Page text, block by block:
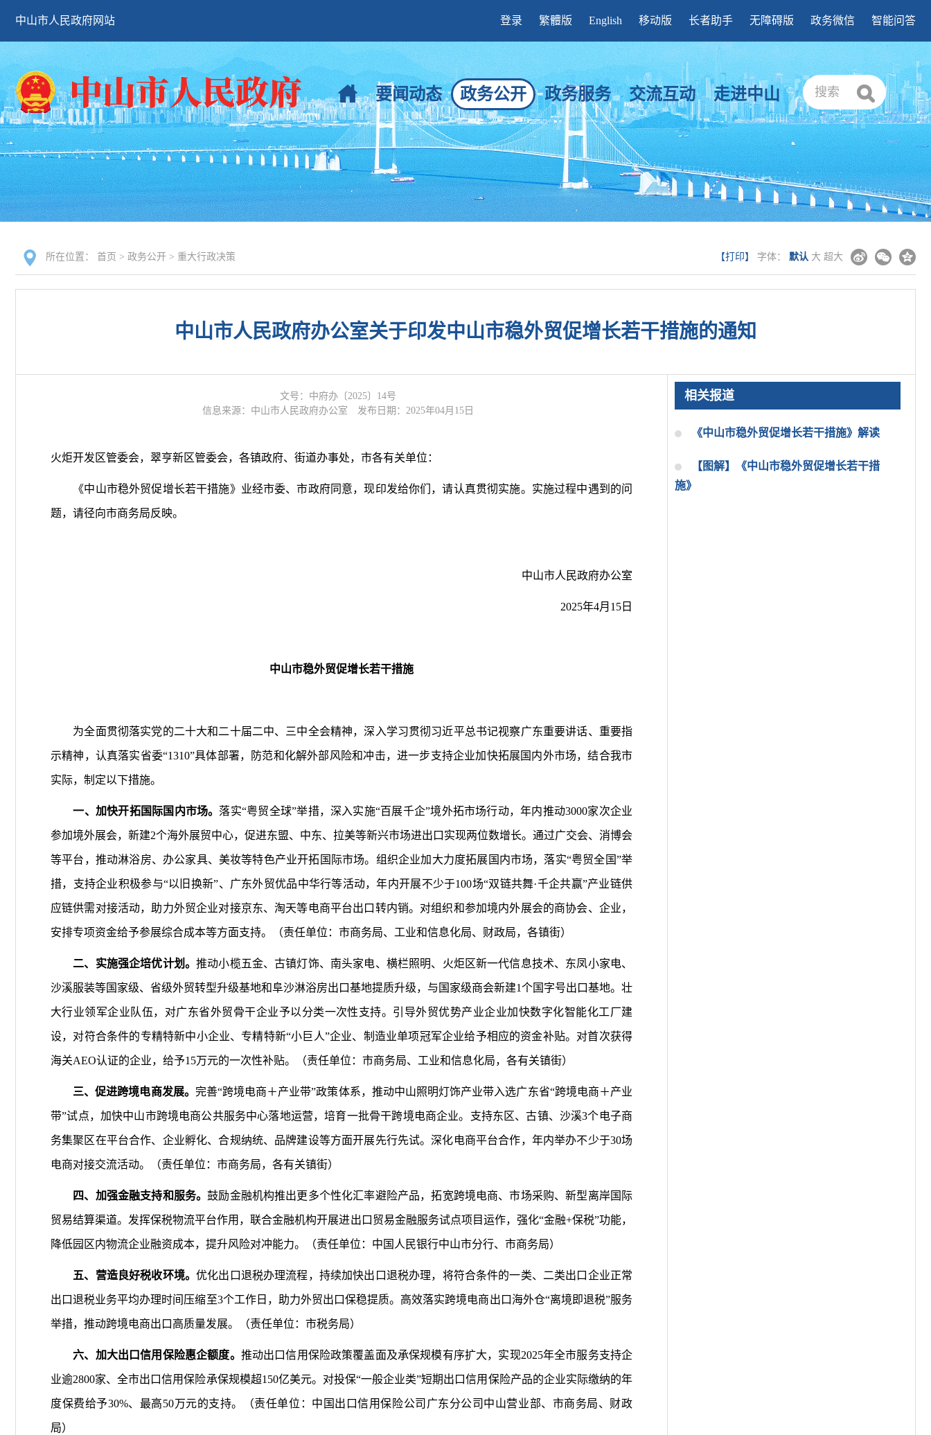
中山市人民政府网站 登录 繁體版 English 移动版 长者助手 无障碍版 政务微信 智能问答
要闻动态 政务公开 政务服务 交流互动 走进中山 搜索
所在位置： 首页 > 政务公开 > 重大行政决策 【打印】 字体： 默认 大 超大
中山市人民政府办公室关于印发中山市稳外贸促增长若干措施的通知
文号：中府办〔2025〕14号
信息来源：中山市人民政府办公室
发布日期：2025年04月15日
火炬开发区管委会，翠亨新区管委会，各镇政府、街道办事处，市各有关单位：
《中山市稳外贸促增长若干措施》业经市委、市政府同意，现印发给你们，请认真贯彻实施。实施过程中遇到的问
题，请径向市商务局反映。
中山市人民政府办公室
2025年4月15日
中山市稳外贸促增长若干措施
为全面贯彻落实党的二十大和二十届二中、三中全会精神，深入学习贯彻习近平总书记视察广东重要讲话、重要指
示精神，认真落实省委“1310”具体部署，防范和化解外部风险和冲击，进一步支持企业加快拓展国内外市场，结合我市
实际，制定以下措施。
一、加快开拓国际国内市场。 落实“粤贸全球”举措，深入实施“百展千企”境外拓市场行动，年内推动3000家次企业
参加境外展会，新建2个海外展贸中心，促进东盟、中东、拉美等新兴市场进出口实现两位数增长。通过广交会、消博会
等平台，推动淋浴房、办公家具、美妆等特色产业开拓国际市场。组织企业加大力度拓展国内市场，落实“粤贸全国”举
措，支持企业积极参与“以旧换新”、广东外贸优品中华行等活动，年内开展不少于100场“双链共舞·千企共赢”产业链供
应链供需对接活动，助力外贸企业对接京东、淘天等电商平台出口转内销。对组织和参加境内外展会的商协会、企业，
安排专项资金给予参展综合成本等方面支持。（责任单位：市商务局、工业和信息化局、财政局，各镇街）
二、实施强企培优计划。推动小榄五金、古镇灯饰、南头家电、横栏照明、火炬区新一代信息技术、东凤小家电、
沙溪服装等国家级、省级外贸转型升级基地和阜沙淋浴房出口基地提质升级，与国家级商会新建1个国字号出口基地。壮
大行业领军企业队伍，对广东省外贸骨干企业予以分类一次性支持。引导外贸优势产业企业加快数字化智能化工厂建
设，对符合条件的专精特新中小企业、专精特新“小巨人”企业、制造业单项冠军企业给予相应的资金补贴。对首次获得
海关AEO认证的企业，给予15万元的一次性补贴。（责任单位：市商务局、工业和信息化局，各有关镇街）
三、促进跨境电商发展。 完善“跨境电商＋产业带”政策体系，推动中山照明灯饰产业带入选广东省“跨境电商＋产业
带”试点，加快中山市跨境电商公共服务中心落地运营，培育一批骨干跨境电商企业。支持东区、古镇、沙溪3个电子商
务集聚区在平台合作、企业孵化、合规纳统、品牌建设等方面开展先行先试。深化电商平台合作，年内举办不少于30场
电商对接交流活动。（责任单位：市商务局，各有关镇街）
四、加强金融支持和服务。鼓励金融机构推出更多个性化汇率避险产品，拓宽跨境电商、市场采购、新型离岸国际
贸易结算渠道。发挥保税物流平台作用，联合金融机构开展进出口贸易金融服务试点项目运作，强化“金融+保税”功能，
降低园区内物流企业融资成本，提升风险对冲能力。（责任单位：中国人民银行中山市分行、市商务局）
五、营造良好税收环境。优化出口退税办理流程，持续加快出口退税办理，将符合条件的一类、二类出口企业正常
出口退税业务平均办理时间压缩至3个工作日，助力外贸出口保稳提质。高效落实跨境电商出口海外仓“离境即退税”服务
举措，推动跨境电商出口高质量发展。（责任单位：市税务局）
六、加大出口信用保险惠企额度。 推动出口信用保险政策覆盖面及承保规模有序扩大，实现2025年全市服务支持企
业逾2800家、全市出口信用保险承保规模超150亿美元。对投保“一般企业类”短期出口信用保险产品的企业实际缴纳的年
度保费给予30%、最高50万元的支持。（责任单位：中国出口信用保险公司广东分公司中山营业部、市商务局、财政
局）
相关报道
《中山市稳外贸促增长若干措施》解读
【图解】《中山市稳外贸促增长若干措
施》